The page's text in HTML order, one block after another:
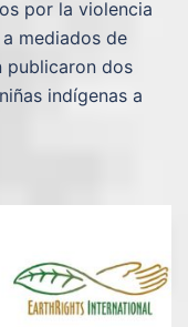
por la violencia
mediados de
publicaron dos
indígenas a